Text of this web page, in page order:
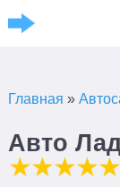
Главная »
Авто